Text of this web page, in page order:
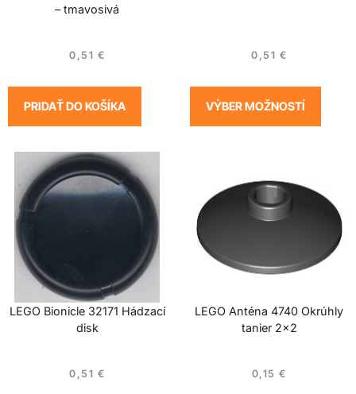
– tmavosivá
0,51 €
PRIDAŤ DO KOŠÍKA
0,51 €
VÝBER MOŽNOSTÍ
LEGO Bionicle 32171 Hádzací
disk
0,51 €
LEGO Anténa 4740 Okrúhly
tanier 2×2
0,15 €